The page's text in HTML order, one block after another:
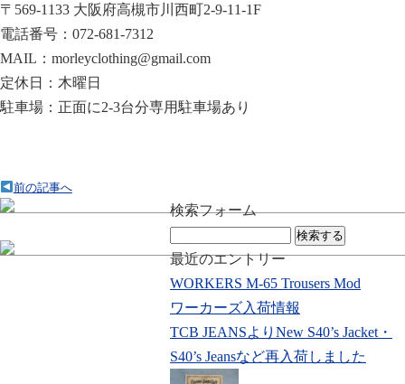
〒569-1133 大阪府高槻市川西町2-9-11-1F
電話番号：072-681-7312
MAIL：morleyclothing@gmail.com
定休日：木曜日
駐車場：正面に2-3台分専用駐車場あり
前の記事へ
検索フォーム
索:
最近のエントリー
WORKERS M-65 Trousers Mod
ワーカーズ入荷情報
TCB JEANSよりNew S40’s Jacket・
S40’s Jeansなど再入荷しました